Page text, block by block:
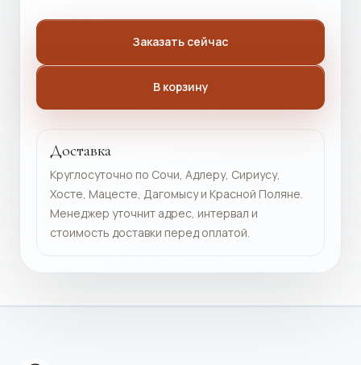
Заказать сейчас
В корзину
Доставка
Круглосуточно по Сочи, Адлеру, Сириусу,
Хосте, Мацесте, Дагомысу и Красной Поляне.
Менеджер уточнит адрес, интервал и
стоимость доставки перед оплатой.